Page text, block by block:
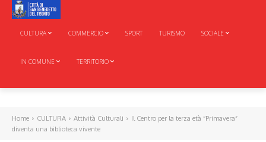
CULTURA COMMERCIO SPORT TURISMO SOCIALE
IN COMUNE TERRITORIO
Home CULTURA Attività Culturali
Il Centro per la terza età “Primavera”
diventa una biblioteca vivente